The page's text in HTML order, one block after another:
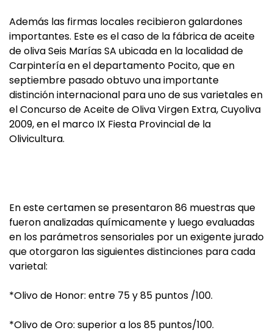
Además las firmas locales recibieron galardones
importantes. Este es el caso de la fábrica de aceite
de oliva Seis Marías SA ubicada en la localidad de
Carpintería en el departamento Pocito, que en
septiembre pasado obtuvo una importante
distinción internacional para uno de sus varietales en
el Concurso de Aceite de Oliva Virgen Extra, Cuyoliva
2009, en el marco IX Fiesta Provincial de la
Olivicultura.
En este certamen se presentaron 86 muestras que
fueron analizadas químicamente y luego evaluadas
en los parámetros sensoriales por un exigente jurado
que otorgaron las siguientes distinciones para cada
varietal:
*Olivo de Honor: entre 75 y 85 puntos /100.
*Olivo de Oro: superior a los 85 puntos/100.